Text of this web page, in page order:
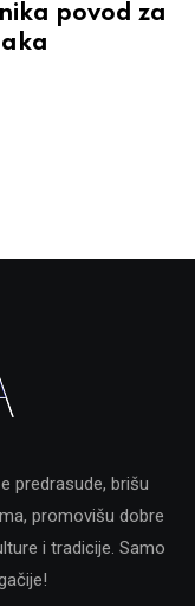
povod za
predrasude, brišu
promovišu dobre
i tradicije. Samo